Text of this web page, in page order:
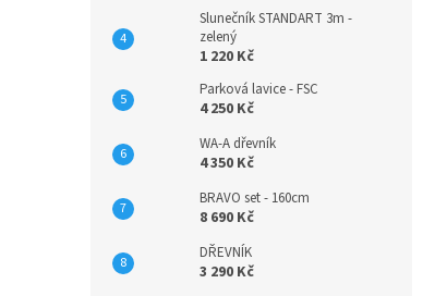
Slunečník STANDART 3m -
zelený
1 220 Kč
Parková lavice - FSC
4 250 Kč
WA-A dřevník
4 350 Kč
BRAVO set - 160cm
8 690 Kč
DŘEVNÍK
3 290 Kč